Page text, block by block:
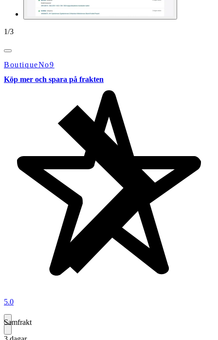
1/3
BoutiqueNo9
5.0
Köp mer och spara på frakten
Samfrakt